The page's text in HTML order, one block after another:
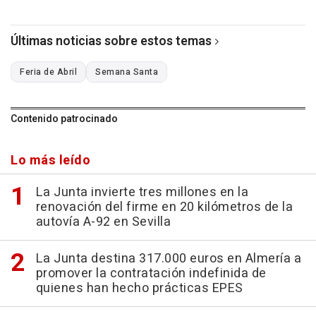
Últimas noticias sobre estos temas
Feria de Abril Semana Santa
Contenido patrocinado
Lo más leído
La Junta invierte tres millones en la
renovación del firme en 20 kilómetros de la
autovía A-92 en Sevilla
La Junta destina 317.000 euros en Almería a
promover la contratación indefinida de
quienes han hecho prácticas EPES